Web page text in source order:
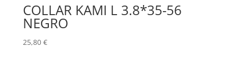
COLLAR KAMI L 3.8*35-56
NEGRO
25,80 €